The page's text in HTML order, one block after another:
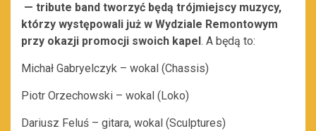
— tribute band tworzyć będą trójmiejscy muzycy,
którzy występowali już w Wydziale Remontowym
przy okazji promocji swoich kapel . A będą to:
Michał Gabryelczyk – wokal (Chassis)
Piotr Orzechowski – wokal (Loko)
Dariusz Feluś – gitara, wokal (Sculptures)